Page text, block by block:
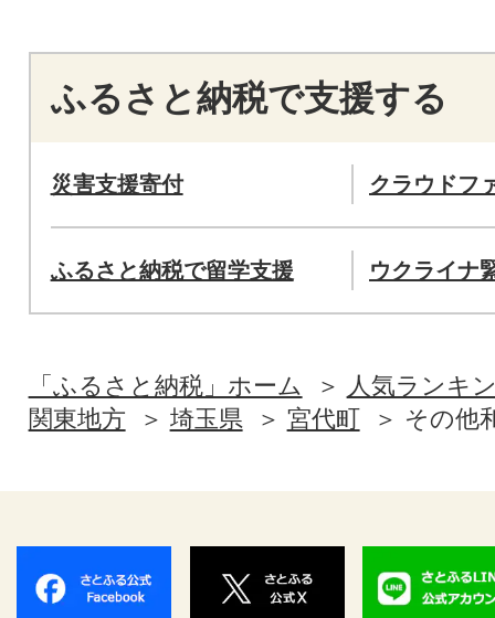
ふるさと納税で支援する
災害支援寄付 クラウドフ
ふるさと納税で留学支援 ウクライナ
「ふるさと納税」ホーム
人気ランキ
関東地方
埼玉県 宮代町 その他